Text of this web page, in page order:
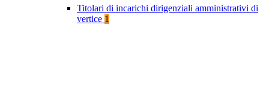
Titolari di incarichi dirigenziali amministrativi di
vertice 1